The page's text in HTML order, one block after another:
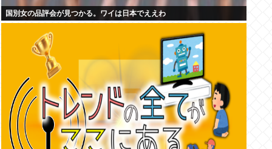
国別女の品評会が見つかる。ワイは日本でええわ